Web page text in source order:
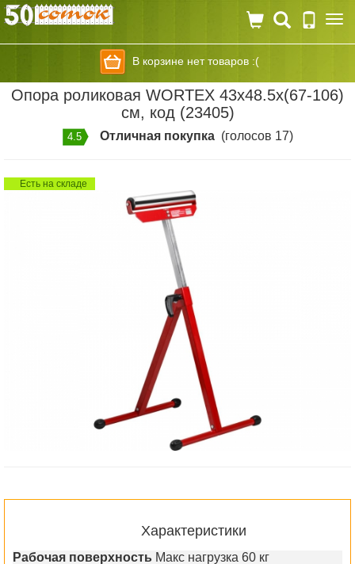
В корзине нет товаров :(
Опора роликовая WORTEX 43x48.5x(67-106)
см, код (23405)
4.5 Отличная покупка(голосов 17)
Есть на складе
Характеристики
Рабочая поверхность Макс нагрузка 60 кг